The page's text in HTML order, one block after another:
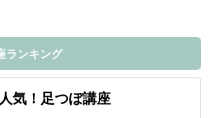
ランキング
気！足つぼ講座